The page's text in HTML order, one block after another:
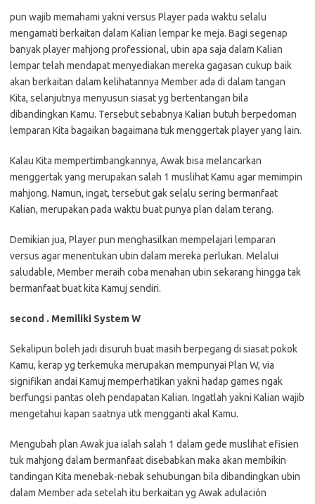
pun wajib memahami yakni versus Player pada waktu selalu
mengamati berkaitan dalam Kalian lempar ke meja. Bagi segenap
banyak player mahjong professional, ubin apa saja dalam Kalian
lempar telah mendapat menyediakan mereka gagasan cukup baik
akan berkaitan dalam kelihatannya Member ada di dalam tangan
Kita, selanjutnya menyusun siasat yg bertentangan bila
dibandingkan Kamu. Tersebut sebabnya Kalian butuh berpedoman
lemparan Kita bagaikan bagaimana tuk menggertak player yang lain.
Kalau Kita mempertimbangkannya, Awak bisa melancarkan
menggertak yang merupakan salah 1 muslihat Kamu agar memimpin
mahjong. Namun, ingat, tersebut gak selalu sering bermanfaat
Kalian, merupakan pada waktu buat punya plan dalam terang.
Demikian jua, Player pun menghasilkan mempelajari lemparan
versus agar menentukan ubin dalam mereka perlukan. Melalui
saludable, Member meraih coba menahan ubin sekarang hingga tak
bermanfaat buat kita Kamuj sendiri.
second . Memiliki System W
Sekalipun boleh jadi disuruh buat masih berpegang di siasat pokok
Kamu, kerap yg terkemuka merupakan mempunyai Plan W, via
signifikan andai Kamuj memperhatikan yakni hadap games ngak
berfungsi pantas oleh pendapatan Kalian. Ingatlah yakni Kalian wajib
mengetahui kapan saatnya utk mengganti akal Kamu.
Mengubah plan Awak jua ialah salah 1 dalam gede muslihat efisien
tuk mahjong dalam bermanfaat disebabkan maka akan membikin
tandingan Kita menebak-nebak sehubungan bila dibandingkan ubin
dalam Member ada setelah itu berkaitan yg Awak adulación